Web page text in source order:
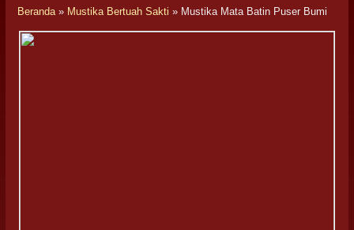
Beranda» Mustika Bertuah Sakti » Mustika Mata Batin Puser Bumi